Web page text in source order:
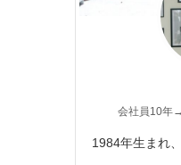
会社員10年
1984年生まれ